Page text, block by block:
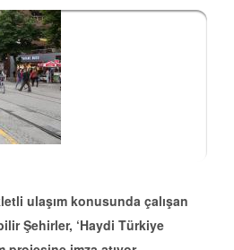
ulaşım konusunda çalışan
Şehirler, ‘Haydi Türkiye